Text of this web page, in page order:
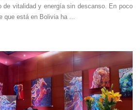
de vitalidad y energía sin descanso. En poco
que está en Bolivia ha ...